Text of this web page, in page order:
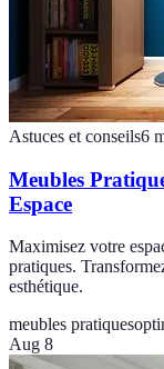
Astuces et conseils6
Meubles
Espace
Maximisez votre
pratiques.
esthétique.
meubles pratiques
Aug 8